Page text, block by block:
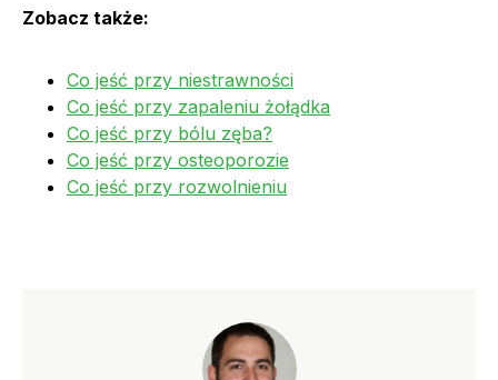
Zobacz także:
Co jeść przy niestrawności
Co jeść przy zapaleniu żołądka
Co jeść przy bólu zęba?
Co jeść przy osteoporozie
Co jeść przy rozwolnieniu